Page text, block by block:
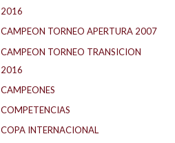
2016
CAMPEON TORNEO APERTURA 2007
CAMPEON TORNEO TRANSICION
2016
CAMPEONES
COMPETENCIAS
COPA INTERNACIONAL